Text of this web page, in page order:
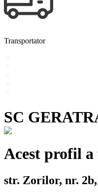
Transportator
SC
Acest profil
str. Zorilor, nr.